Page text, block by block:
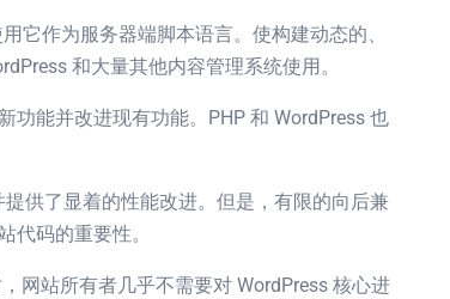
它作为服务器端脚本语言。使构建动态的、
和大量其他内容管理系统使用。
能并改进现有功能。PHP 和 WordPress 也
供了显着的性能改进。但是，有限的向后兼
代码的重要性。
网站所有者几乎不需要对 WordPress 核心进